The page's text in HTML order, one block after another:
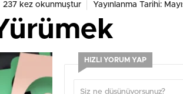
237 kez okunmuştur Yayınlanma Tarihi:
HIZLI YORUM YAP